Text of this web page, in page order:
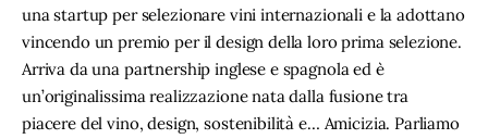
una startup per selezionare vini internazionali e la adottano
vincendo un premio per il design della loro prima selezione.
Arriva da una partnership inglese e spagnola ed è
un’originalissima realizzazione nata dalla fusione tra
piacere del vino, design, sostenibilità e… Amicizia. Parliamo